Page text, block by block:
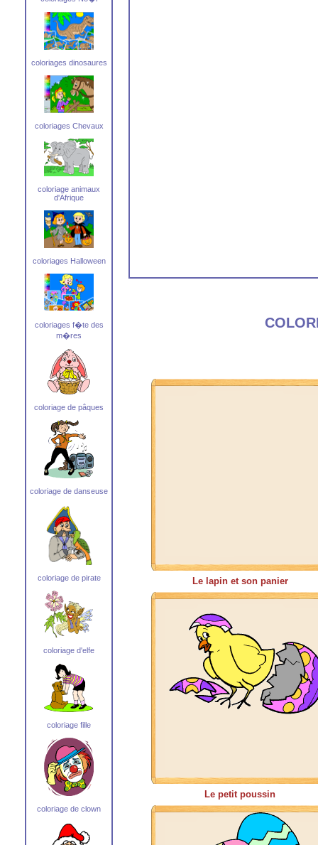
coloriages dinosaures
coloriages Chevaux
coloriage animaux
d'Afrique
coloriages Halloween
coloriages f�te des
m�res
coloriage de pâques
coloriage de danseuse
coloriage de pirate
coloriage d'elfe
coloriage fille
coloriage de clown
Le lapin et son panier
Le petit poussin